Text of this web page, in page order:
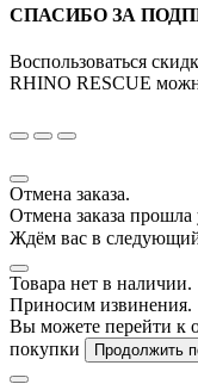
СПАСИБО ЗА
Воспользоваться
RHINO RESCUE
Отмена заказа.
Отмена заказа
Ждём вас в
Товара нет в наличии.
Приносим извинения.
Вы можете перейти к
покупки
Продолжить